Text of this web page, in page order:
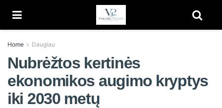
Home Daugiau
Nubrėžtos kertinės
ekonomikos augimo kryptys
iki 2030 metų